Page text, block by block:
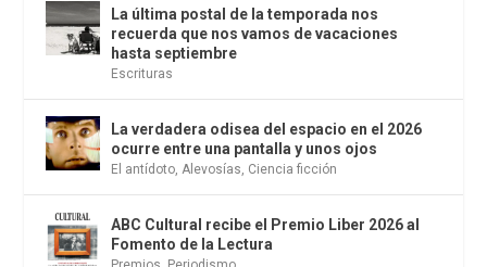
La última postal de la temporada nos
recuerda que nos vamos de vacaciones
hasta septiembre
Escrituras
La verdadera odisea del espacio en el 2026
ocurre entre una pantalla y unos ojos
El antídoto,Alevosías, Ciencia ficción
ABC Cultural recibe el Premio Liber 2026 al
Fomento de la Lectura